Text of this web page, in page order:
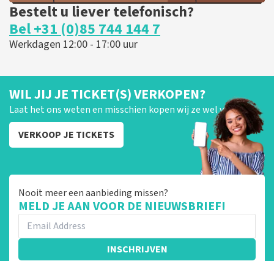
Bestelt u liever telefonisch?
Bel +31 (0)85 744 144 7
Werkdagen 12:00 - 17:00 uur
WIL JIJ JE TICKET(S) VERKOPEN?
Laat het ons weten en misschien kopen wij ze wel van je!
VERKOOP JE TICKETS
Nooit meer een aanbieding missen?
MELD JE AAN VOOR DE NIEUWSBRIEF!
INSCHRIJVEN